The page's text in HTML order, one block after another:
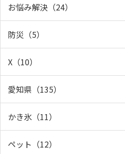
お悩み解決（24）
防災（5）
X（10）
愛知県（135）
かき氷（11）
ペット（12）